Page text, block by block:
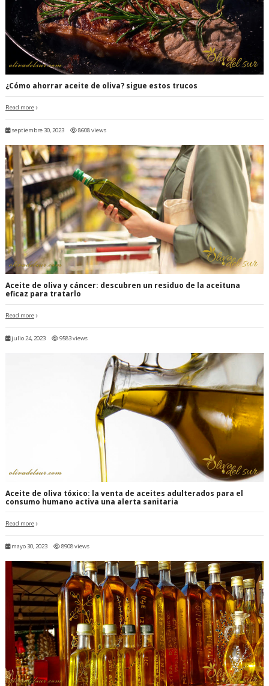
¿Cómo ahorrar aceite de oliva? sigue estos trucos
Read more
septiembre 30, 2023 8608 views
Aceite de oliva y cáncer: descubren un residuo de la aceituna
eficaz para tratarlo
Read more
julio 24, 2023 9583 views
Aceite de oliva tóxico: la venta de aceites adulterados para el
consumo humano activa una alerta sanitaria
Read more
mayo 30, 2023 8908 views